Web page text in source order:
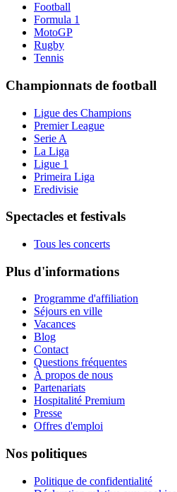
Football
Formula 1
MotoGP
Rugby
Tennis
Championnats de football
Ligue des Champions
Premier League
Serie A
La Liga
Ligue 1
Primeira Liga
Eredivisie
Spectacles et festivals
Tous les concerts
Plus d'informations
Programme d'affiliation
Séjours en ville
Vacances
Blog
Contact
Questions fréquentes
À propos de nous
Partenariats
Hospitalité Premium
Presse
Offres d'emploi
Nos politiques
Politique de confidentialité